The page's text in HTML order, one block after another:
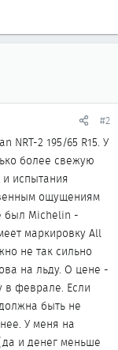
#2
NRT-2 195/65 R15. У
более свежую
испытания
ощущениям
был Michelin -
маркировку All
не так сильно
на льду. О цене -
в феврале. Если
быть не
У меня на
и денег меньше